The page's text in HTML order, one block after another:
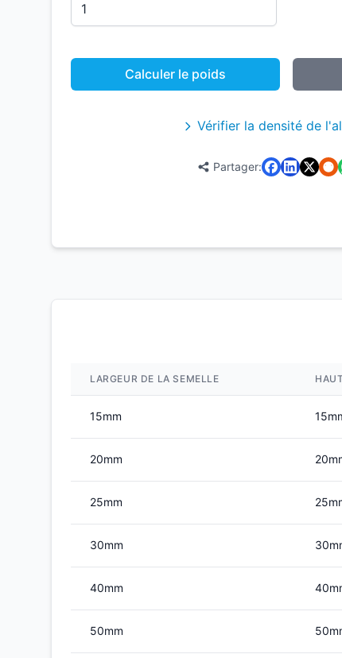
Calculer le poids
Vérifier la densité de
Partager:
LARGEUR DE LA SEMELLE
15mm
20mm
25mm
30mm
40mm
50mm